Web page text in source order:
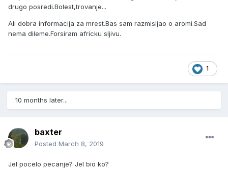
drugo posredi.Bolest,trovanje...
Ali dobra informacija za mrest.Bas sam razmisljao o aromi.Sad
nema dileme.Forsiram africku sljivu.
1
10 months later...
baxter
Posted March 8, 2019
Jel pocelo pecanje? Jel bio ko?